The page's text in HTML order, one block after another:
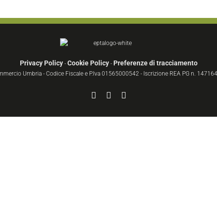
Privacy Policy- Cookie Policy- Preferenze di tracciamento
Umbria - Codice Fiscale e P.Iva 01565000542 - Iscrizione REA PG n.
FacebookYouTube